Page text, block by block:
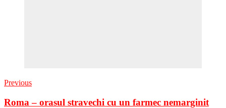
Previous
Roma – orasul stravechi cu un farmec nemarginit